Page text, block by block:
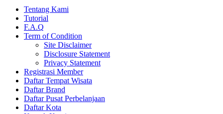
Tentang Kami
Tutorial
F.A.Q
Term of Condition
Site Disclaimer
Disclosure Statement
Privacy Statement
Registrasi Member
Daftar Tempat Wisata
Daftar Brand
Daftar Pusat Perbelanjaan
Daftar Kota